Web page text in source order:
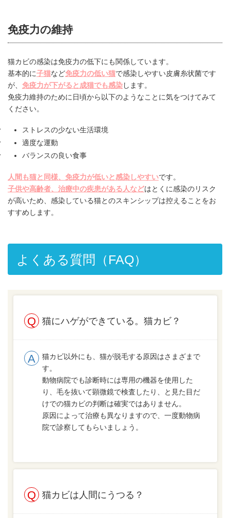
免疫力の維持
猫カビの感染は免疫力の低下にも関係しています。
基本的に子猫など免疫力の低い猫で感染しやすい皮膚糸状菌です
が、 免疫力が下がると成猫でも感染します。
免疫力維持のために日頃から以下のようなことに気をつけてみて
ください。
ストレスの少ない生活環境
適度な運動
バランスの良い食事
人間も猫と同様、免疫力が低いと感染しやすいです。
子供や高齢者、治療中の疾患がある人などはとくに感染のリスク
が高いため、感染している猫とのスキンシップは控えることをお
すすめします。
よくある質問（FAQ）
猫にハゲができている。猫カビ？
猫カビ以外にも、猫が脱毛する原因はさまざまで
す。
動物病院でも診断時には専用の機器を使用した
り、毛を抜いて顕微鏡で検査したり、と見た目だ
けでの猫カビの判断は確実ではありません。
原因によって治療も異なりますので、一度動物病
院で診察してもらいましょう。
猫カビは人間にうつる？